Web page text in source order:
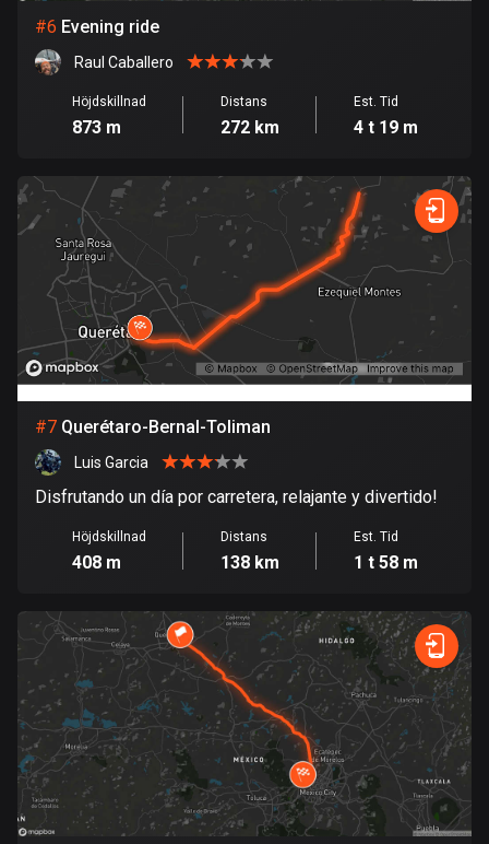
Elfenbenskusten
Estland
Etiopien
5 rutter
Färöarna
13 rutter
Fiji
1 rutt
Filippinerna
4134 rutter
Finland
3177 rutter
132 rutter
Frankrike
7304 rutter
Franska Polynesien
19 rutter
Gabon
8 rutter
#6 Evening ride
Raul Caballero
Höjdskillnad
873 m
Distans
272 km
Est. Tid
4 t 19 m
#7 Querétaro-Bernal-Toliman
Luis Garcia
Disfrutando un día por carretera, relajante y divertido!
Höjdskillnad
408 m
Distans
138 km
Est. Tid
1 t 58 m